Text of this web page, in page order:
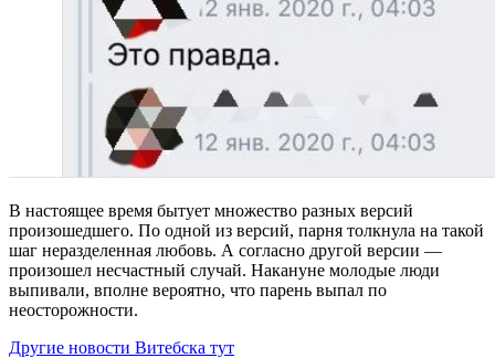
В настоящее время бытует множество разных версий
произошедшего. По одной из версий, парня толкнула на такой
шаг неразделенная любовь. А согласно другой версии —
произошел несчастный случай. Накануне молодые люди
выпивали, вполне вероятно, что парень выпал по
неосторожности.
Другие новости Витебска тут